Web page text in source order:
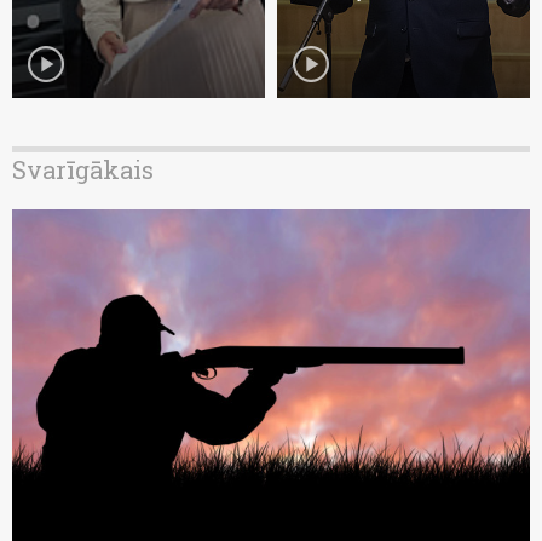
play_circle play_circle
Svarīgākais